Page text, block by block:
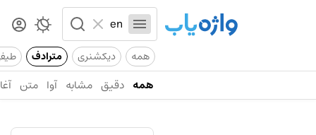
همه دیکشنری مترادف
همه دقیق مشابه آوا متن